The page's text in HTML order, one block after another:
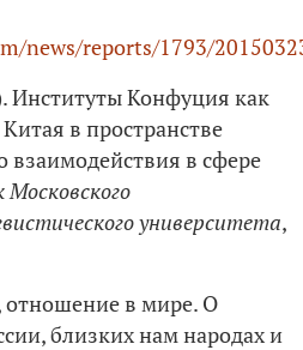
news/reports/1793/
Институты Конфуция как
в пространстве
взаимодействия в сфере
университета,
отношение в мире. О
близких нам народах и